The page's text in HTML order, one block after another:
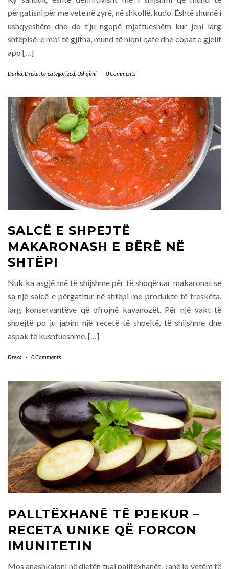
përgatisni për me vete në zyrë, në shkollë, kudo. Është shumë i
ushqyeshëm dhe do t’ju ngopë mjaftueshëm kur jeni larg
shtëpisë, e mbi të gjitha, mund të hiqni qafe dhe copat e gjelit
apo […]
Darka Dreka Uncategorized Ushqimi - 0 Comments
SALCË E SHPEJTË
MAKARONASH E BËRË NË
SHTËPI
Nuk ka asgjë më të shijshme për të shoqëruar makaronat se
sa një salcë e përgatitur në shtëpi me produkte të freskëta,
larg konservantëve që ofrojnë kavanozët. Për një vakt të
shpejtë po ju japim një recetë të shpejtë, të shijshme dhe
aspak të kushtueshme. […]
Dreka - 0 Comments
PALLTËXHANË TË PJEKUR –
RECETA UNIKE QË FORCON
IMUNITETIN
Mos anashkaloni në dietën tuaj palltëxhanët. Janë jo vetëm të